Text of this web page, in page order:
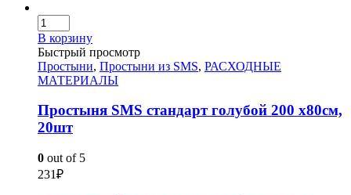
В корзину
Быстрый просмотр
Простыни, Простыни из SMS, РАСХОДНЫЕ
МАТЕРИАЛЫ
Простыня SMS стандарт голубой 200 х80см,
20шт
0 out of 5
231₽